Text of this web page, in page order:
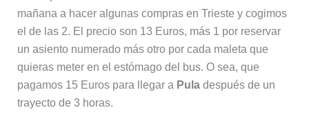
mañana a hacer algunas compras en Trieste y cogimos
el de las 2. El precio son 13 Euros, más 1 por reservar
un asiento numerado más otro por cada maleta que
quieras meter en el estómago del bus. O sea, que
pagamos 15 Euros para llegar a Puladespués de un
trayecto de 3 horas.